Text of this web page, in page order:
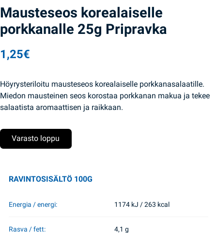
Mausteseos korealaiselle
porkkanalle 25g Pripravka
1,25€
Höyrysteriloitu mausteseos korealaiselle porkkanasalaatille.
Miedon mausteinen seos korostaa porkkanan makua ja tekee
salaatista aromaattisen ja raikkaan.
Varasto loppu
RAVINTOSISÄLTÖ 100G
Energia / energi: 1174 kJ / 263 kcal
Rasva / fett: 4,1 g